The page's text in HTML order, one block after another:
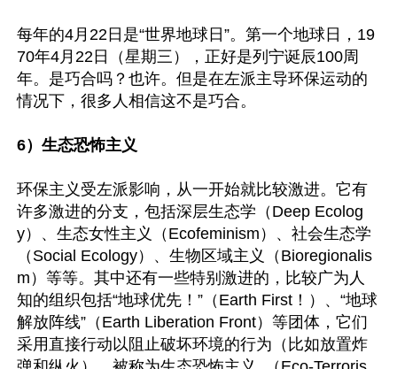
每年的4月22日是“世界地球日”。第一个地球日，19
70年4月22日（星期三），正好是列宁诞辰100周
年。是巧合吗？也许。但是在左派主导环保运动的
情况下，很多人相信这不是巧合。
6）生态恐怖主义
环保主义受左派影响，从一开始就比较激进。它有
许多激进的分支，包括深层生态学（Deep Ecolog
y）、生态女性主义（Ecofeminism）、社会生态学
（Social Ecology）、生物区域主义（Bioregionalis
m）等等。其中还有一些特别激进的，比较广为人
知的组织包括“地球优先！”（Earth First！）、“地球
解放阵线”（Earth Liberation Front）等团体，它们
采用直接行动以阻止破坏环境的行为（比如放置炸